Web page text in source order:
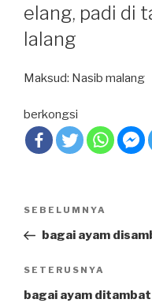
elang, padi di
lalang
Maksud: Nasib malang
berkongsi
Post
Previous
Post
SEBELUMNYA
bagai ayam
Next
Post
SETERUSNYA
bagai ayam